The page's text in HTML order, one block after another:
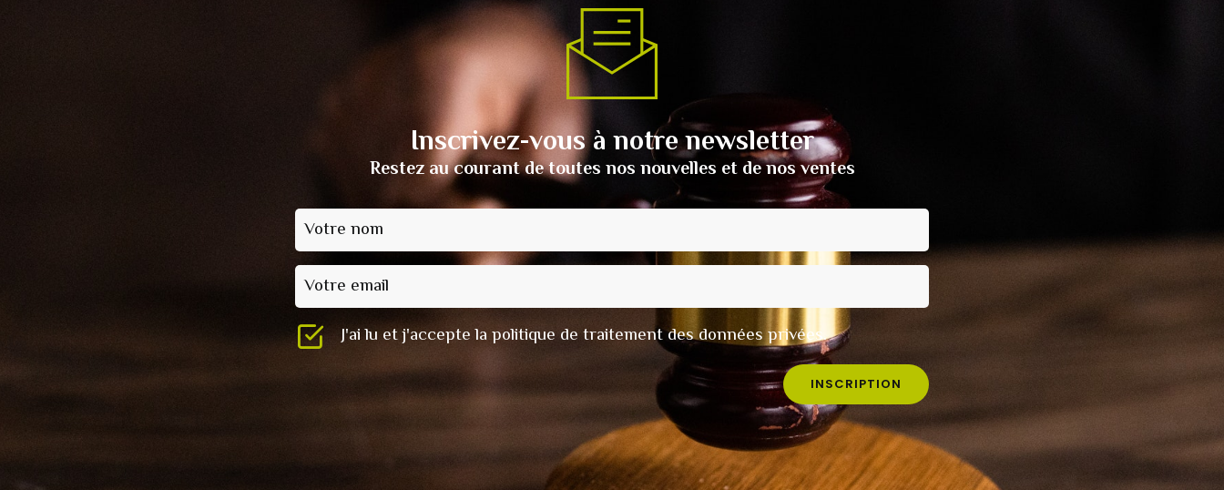
Inscrivez-vous à notre newsletter
Restez au courant de toutes nos nouvelles et de nos ventes
Votre nom
Votre email
J'ai lu et j'accepte la politique de traitement des données privées.
INSCRIPTION